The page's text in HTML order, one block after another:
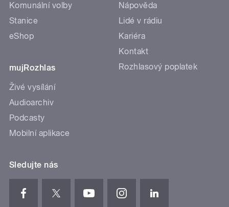
Komunální volby
Stanice
eShop
mujRozhlas
Živé vysílání
Audioarchiv
Podcasty
Mobilní aplikace
Nápověda
Lidé v rádiu
Kariéra
Kontakt
Rozhlasový poplatek
Sledujte nás